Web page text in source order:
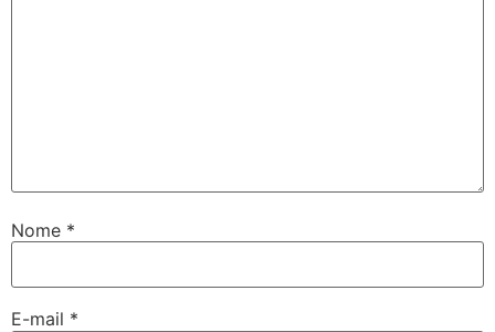
Nome *
E-mail *